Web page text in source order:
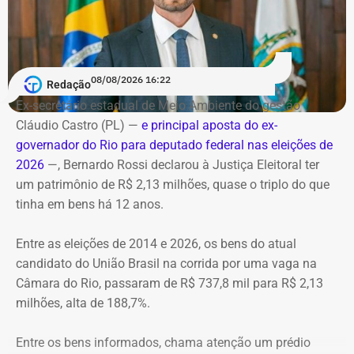
E em 2026, ele ainda recebeu R$ 97.738,24. Neste ano, as
visitas foram a Dubai, Dublin, Doha, Cairo, Bangkok,
Phuket, Singapura, Bali, Nova York e Orlando. A
justificativa?
As mesmas visitas institucionais a universidades e
intercâmbio acadêmico.
Ranking total de maiores gastos com
diárias, de 2022 a julho de 2026
Beneficiário
Victor Rosa Travancas
R$
R$
Serviço
Debate entre candidatos ao governo do estado do Rio de
Janeiro
Data: domingo, 09 de agosto de 2026
Horário: 20h
Transmissão: Canal Band, BandNews FM e YouTube do
TEMPO REAL
Pré-hora: 19h, com cobertura especial pelo YouTube do
TEMPO REAL
O helicóptero explodiu ao cair na encosta, e chamas se
alastraram pela mata. De acordo com o Corpo de
Bombeiros, agentes especializados em combate a
incêndios florestais foram mobilizados e conseguiram
controlar o fogo.
A operação mobilizou cerca de 40 militares, 11 viaturas e
4 unidades operacionais.
Redação08/08/2026 16:22
Ex-secretário estadual de Meio Ambiente do gestão
Cláudio Castro (PL) — e principal aposta do ex-
governador do Rio para deputado federal nas eleições de
2026 —, Bernardo Rossi declarou à Justiça Eleitoral ter
um patrimônio de R$ 2,13 milhões, quase o triplo do que
tinha em bens há 12 anos.
Entre as eleições de 2014 e 2026, os bens do atual
candidato do União Brasil na corrida por uma vaga na
Câmara do Rio, passaram de R$ 737,8 mil para R$ 2,13
milhões, alta de 188,7%.
Entre os bens informados, chama atenção um prédio